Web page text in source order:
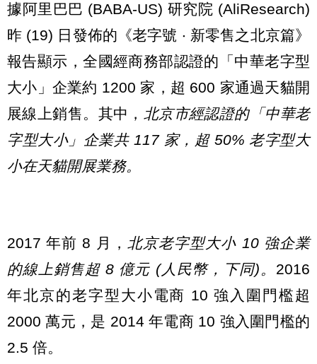
據阿里巴巴 (BABA-US) 研究院 (AliResearch)
昨 (19) 日發佈的《老字號 ‧ 新零售之北京篇》
報告顯示，全國經商務部認證的「中華老字型
大小」企業約 1200 家，超 600 家通過天貓開
展線上銷售。其中， 北京市經認證的「中華老
字型大小」企業共 117 家，超 50% 老字型大
小在天貓開展業務。
2017 年前 8 月， 北京老字型大小 10 強企業
的線上銷售超 8 億元 (人民幣，下同)。 2016
年北京的老字型大小電商 10 強入圍門檻超
2000 萬元，是 2014 年電商 10 強入圍門檻的
2.5 倍。